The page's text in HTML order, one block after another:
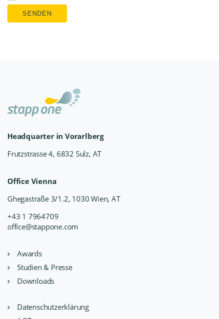
SENDEN
Headquarter in Vorarlberg
Frutzstrasse 4, 6832 Sulz, AT
Office Vienna
Ghegastraße 3/1.2, 1030 Wien, AT
+43 1 7964709
office@stappone.com
Awards
Studien & Presse
Downloads
Datenschutzerklärung